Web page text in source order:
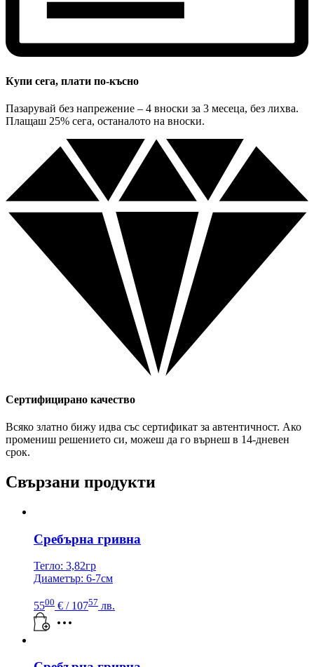
Купи сега, плати по-късно
Пазарувай без напрежение – 4 вноски за 3 месеца, без лихва.
Плащаш 25% сега, останалото на вноски.
Сертифицирано качество
Всяко златно бижу идва със сертификат за автентичност. Ако
промениш решението си, можеш да го върнеш в 14-дневен
срок.
Свързани продукти
Сребърна гривна
Тегло: 3,82гр
Диаметър: 6-7см
5500 € / 10757 лв.